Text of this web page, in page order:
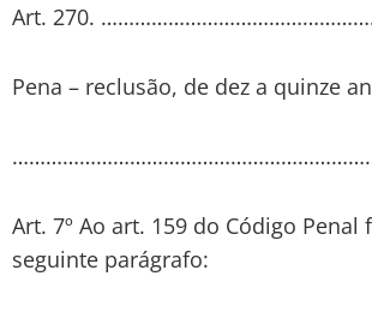
Art. 270.
Pena – reclusão, de dez a quinze
Art. 7º Ao art. 159 do Código Penal
seguinte parágrafo: